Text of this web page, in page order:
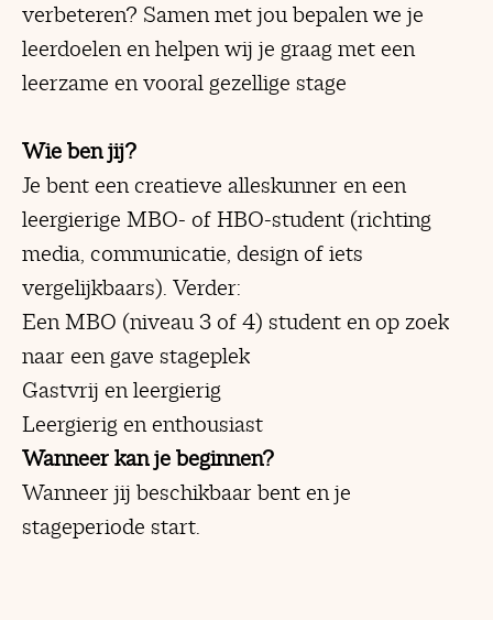
verbeteren? Samen met jou bepalen we je
leerdoelen en helpen wij je graag met een
leerzame en vooral gezellige stage
Wie ben jij?
Je bent een creatieve alleskunner en een
leergierige MBO- of HBO-student (richting
media, communicatie, design of iets
vergelijkbaars). Verder:
Een MBO (niveau 3 of 4) student en op zoek
naar een gave stageplek
Gastvrij en leergierig
Leergierig en enthousiast
Wanneer kan je beginnen?
Wanneer jij beschikbaar bent en je
stageperiode start.